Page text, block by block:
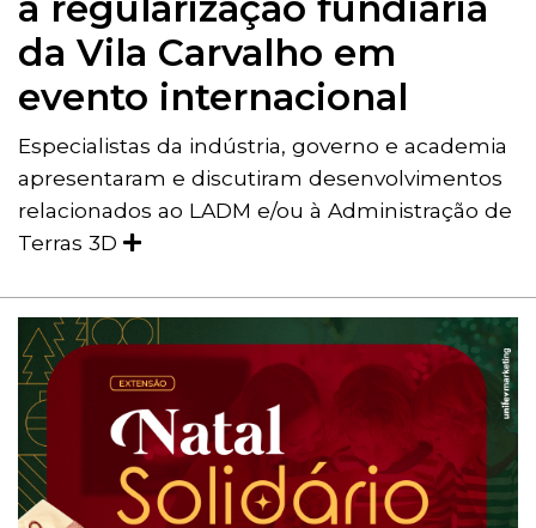
da Vila Carvalho em
evento internacional
Especialistas da indústria, governo e academia
apresentaram e discutiram desenvolvimentos
relacionados ao LADM e/ou à Administração de
Terras 3D